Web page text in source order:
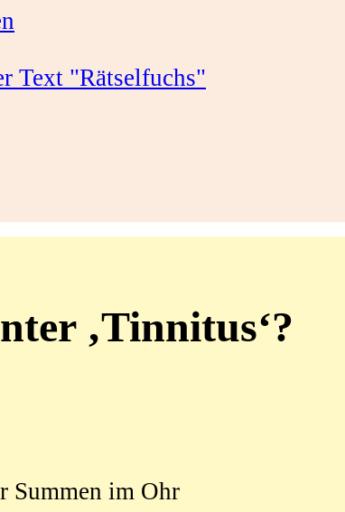
‚Tinnitus‘?
Summen im Ohr